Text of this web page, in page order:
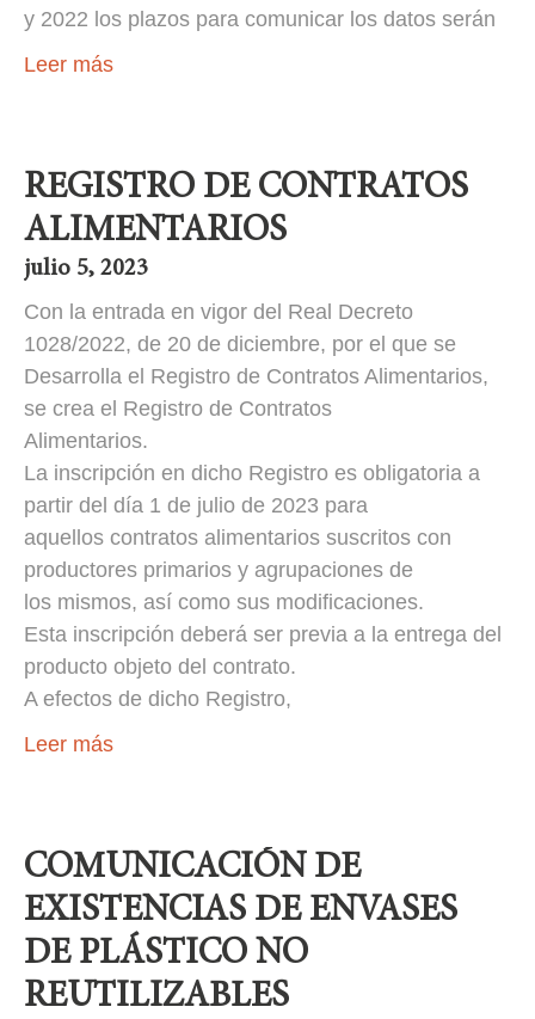
y 2022 los plazos para comunicar los datos serán
Leer más
REGISTRO DE CONTRATOS
ALIMENTARIOS
julio 5, 2023
Con la entrada en vigor del Real Decreto
1028/2022, de 20 de diciembre, por el que se
Desarrolla el Registro de Contratos Alimentarios,
se crea el Registro de Contratos
Alimentarios.
La inscripción en dicho Registro es obligatoria a
partir del día 1 de julio de 2023 para
aquellos contratos alimentarios suscritos con
productores primarios y agrupaciones de
los mismos, así como sus modificaciones.
Esta inscripción deberá ser previa a la entrega del
producto objeto del contrato.
A efectos de dicho Registro,
Leer más
COMUNICACIÓN DE
EXISTENCIAS DE ENVASES
DE PLÁSTICO NO
REUTILIZABLES